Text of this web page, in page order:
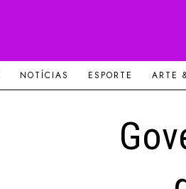
NOTÍCIAS ESPORTE ARTE